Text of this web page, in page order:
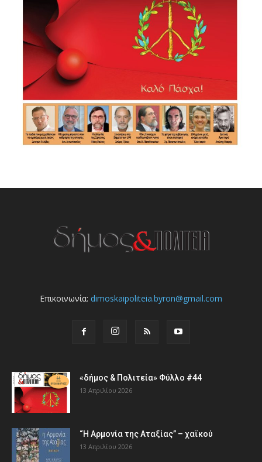
Επικοινωνία: dimoskaipoliteia.byron@gmail.com
«δήμος & Πολιτεία» Φύλλο #44
13 Απριλίου 2026
“Η Αρμονία της Αταξίας” – χαϊκού
13 Απριλίου 2026